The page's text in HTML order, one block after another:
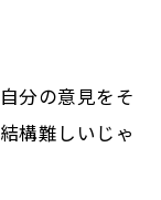
分の意見をそ
構難しいじゃ